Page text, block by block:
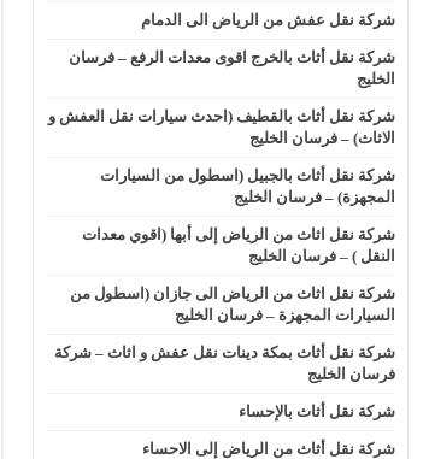
شركة نقل عفش من الرياض الى الدمام
شركة نقل أثاث بالخرج اقوى معدات الرفع – فرسان
الخليج
شركة نقل أثاث بالقطيف (احدث سيارات نقل العفش و
الاثاث) – فرسان الخليج
شركة نقل أثاث بالجبيل (اسطول من السيارات
المجهزة) – فرسان الخليج
شركة نقل اثاث من الرياض إلى أبها (اقوي معدات
النقل ) – فرسان الخليج
شركة نقل اثاث من الرياض الى جازان (اسطول من
السيارات المجهزة – فرسان الخليج
شركة نقل أثاث بمكة دينات نقل عفش و اثاث – شركة
فرسان الخليج
شركة نقل أثاث بالإحساء
شركة نقل أثاث من الرياض إلى الاحساء